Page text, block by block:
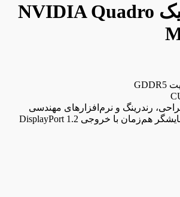
کارت گرافیک NVIDIA Quadro
رندرینگ و نرم‌افزارهای مهندسی